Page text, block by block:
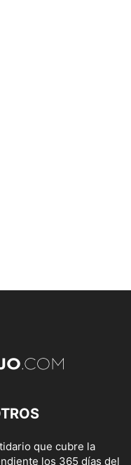
que cubre la
los 365 días del